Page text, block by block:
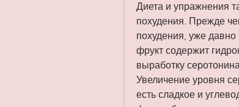
Диета и упражнения
похудения. Прежде
похудения, уже
фрукт содержит
выработку
Увеличение уровня
есть сладкое и